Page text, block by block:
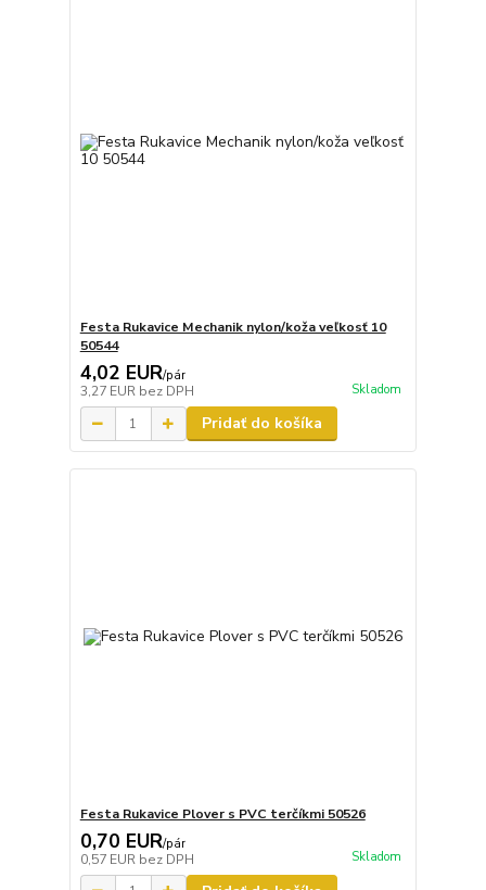
Festa Rukavice Mechanik nylon/koža veľkosť 10
50544
4,02 EUR/pár
3,27 EUR bez DPH Skladom
Pridať do košíka
Festa Rukavice Plover s PVC terčíkmi 50526
0,70 EUR/pár
0,57 EUR bez DPH Skladom